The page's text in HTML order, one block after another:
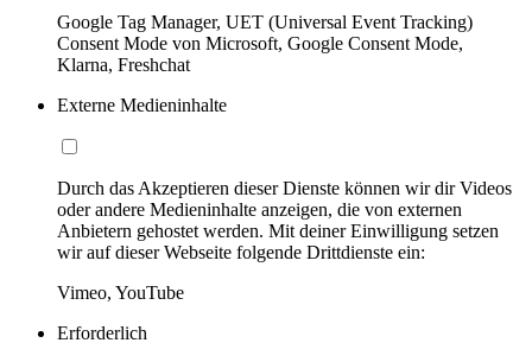
Google Tag Manager, UET (Universal Event Tracking)
Consent Mode von Microsoft, Google Consent Mode,
Klarna, Freshchat
Externe Medieninhalte
Durch das Akzeptieren dieser Dienste können wir dir Videos
oder andere Medieninhalte anzeigen, die von externen
Anbietern gehostet werden. Mit deiner Einwilligung setzen
wir auf dieser Webseite folgende Drittdienste ein:
Vimeo, YouTube
Erforderlich